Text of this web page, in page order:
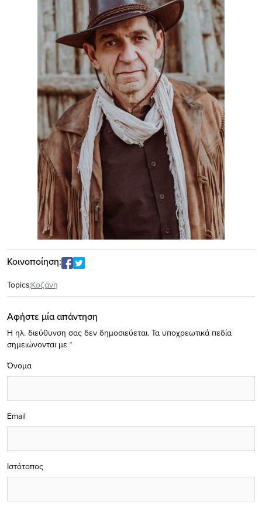
Κοινοποίηση:
Topics:Κοζάνη
Αφήστε μία απάντηση
Η ηλ. διεύθυνση σας δεν δημοσιεύεται. Τα υποχρεωτικά πεδία
σημειώνονται με *
Όνομα
Email
Ιστότοπος